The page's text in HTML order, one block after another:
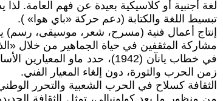
لغة أجنبية أو كلاسيكية بعيدة عن فهم العامة. لذا
تبسيط اللغة والكتابة (دعم حركة «باي هوا» ).
إنتاج أعمال فنية (مسرح، شعر، موسيقى، رسم)
مشاركة المثقفين في حياة الجماهير من خلال
في خطاب يانآن (1942)، حدد
زمن الحرب والثورة، دون إلغاء المعيار الفني.
الثقافة كسلاح في الحرب الشعبية والتحرر